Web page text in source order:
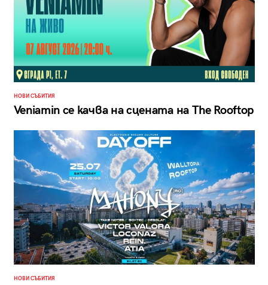
НОВИ СЪБИТИЯ
Veniamin се качва на сцената на The Rooftop
НОВИ СЪБИТИЯ